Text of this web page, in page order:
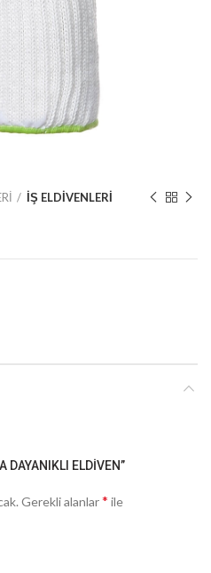
İŞ ELDİVENLERİ
DAYANIKLI ELDIVEN”
Gerekli alanlar* ile